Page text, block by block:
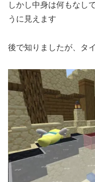
しかし中身は何もなし
うに見えます
後で知りましたが、タ